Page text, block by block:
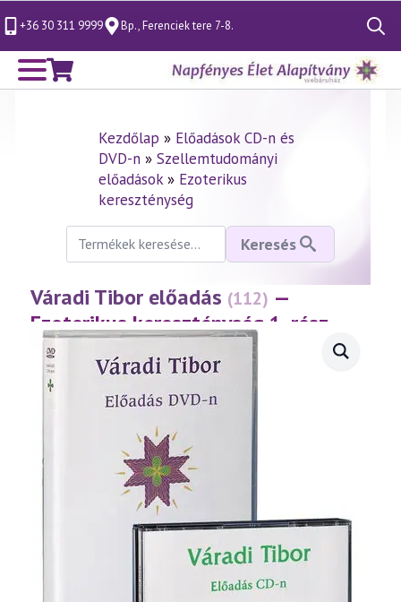
+36 30 311 9999 Bp., Ferenciek tere 7-8.
Search
for:
Kezdőlap » Előadások CD-n és
DVD-n» Szellemtudományi
előadások» Ezoterikus
kereszténység
Keresés
következőre:
Keresés
Váradi Tibor előadás (112) —
Ezoterikus kereszténység 1. rész
(1999.10.01.)